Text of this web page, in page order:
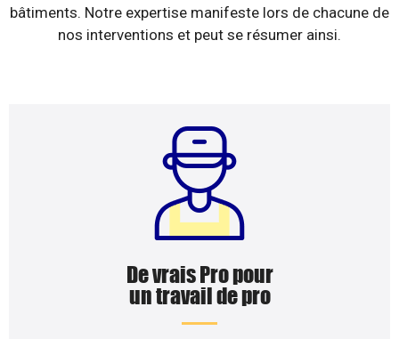
bâtiments. Notre expertise manifeste lors de chacune de
nos interventions et peut se résumer ainsi.
De vrais Pro pour
un travail de pro